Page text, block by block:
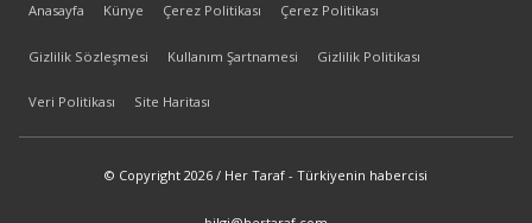
Anasayfa Künye Çerez Politikası Çerez Politikası
Gizlilik Sözleşmesi Kullanım Şartnamesi Gizlilik Politikası
Veri Politikası Site Haritası
© Copyright 2026 / Her Taraf - Türkiyenin habercisi